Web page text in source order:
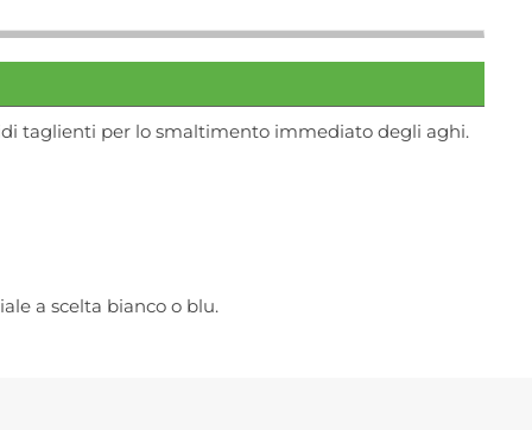
taglienti per lo smaltimento immediato degli aghi.
a scelta bianco o blu.